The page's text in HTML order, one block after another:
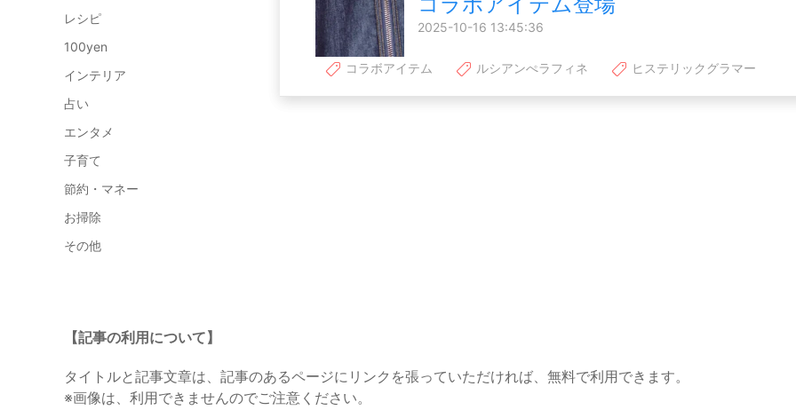
レシピ
100yen
インテリア
占い
エンタメ
子育て
節約・マネー
お掃除
その他
2025-10-16 13:45:36
コラボアイテム ルシアンぺラフィネ ヒステリックグラマー
【記事の利用について】
タイトルと記事文章は、記事のあるページにリンクを張っていただければ、無料で利用できます。
※画像は、利用できませんのでご注意ください。